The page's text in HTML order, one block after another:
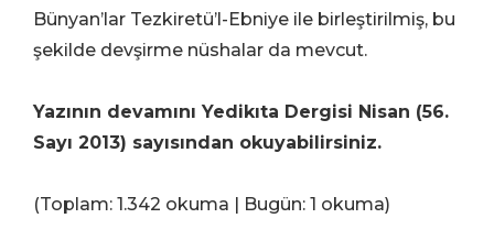
Bünyan’lar Tezkiretü’l-Ebniye ile birleştirilmiş, bu
şekilde devşirme nüshalar da mevcut.
Yazının devamını Yedikıta Dergisi Nisan (56.
Sayı 2013) sayısından okuyabilirsiniz.
(Toplam: 1.342 okuma | Bugün: 1 okuma)